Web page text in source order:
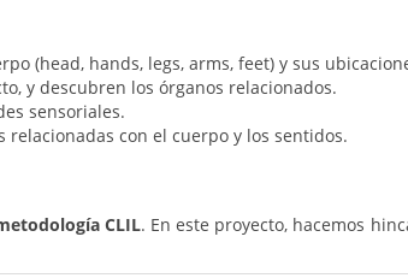
(head, hands, legs, arms, feet) y sus
y descubren los órganos relacionados.
sensoriales.
con el cuerpo y los sentidos.
CLIL. En este proyecto, hacemos